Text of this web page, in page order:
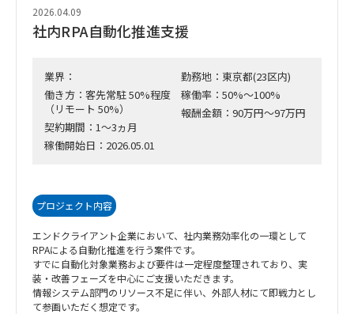
2026.04.09
社内RPA自動化推進支援
業界：
働き方：客先常駐 50%程度
（リモート 50%）
契約期間：1～3ヵ月
稼働開始日：2026.05.01
勤務地：東京都(23区内)
稼働率：50%～100%
報酬金額：90万円～97万円
プロジェクト内容
エンドクライアント企業において、社内業務効率化の一環として
RPAによる自動化推進を行う案件です。
すでに自動化対象業務および要件は一定程度整理されており、実
装・改善フェーズを中心にご支援いただきます。
情報システム部門のリソース不足に伴い、外部人材にて即戦力とし
て参画いただく想定です。